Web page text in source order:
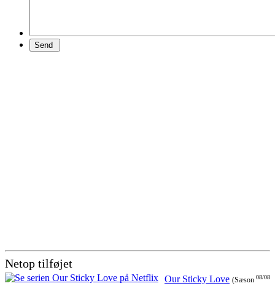
Netop tilføjet
08/08
Our Sticky Love (Sæson